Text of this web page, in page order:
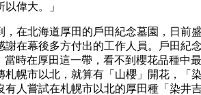
偉大。」
在北海道厚田的戶田紀念墓園，日前
謝在幕後多方付出的工作人員。戶田紀
當時在厚田這一帶，看不到櫻花品種中
札幌市以北，就算有「山櫻」開花，「
有人嘗試在札幌市以北的厚田種「染井